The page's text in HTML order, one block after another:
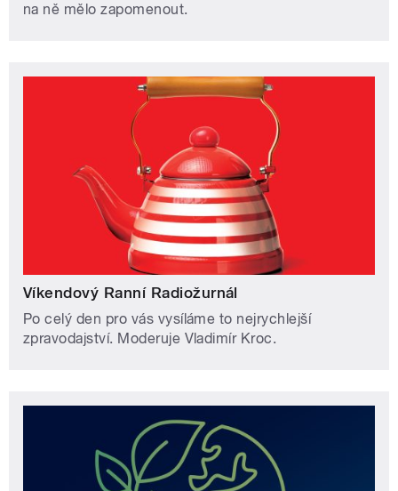
na ně mělo zapomenout.
Víkendový Ranní Radiožurnál
Po celý den pro vás vysíláme to nejrychlejší
zpravodajství. Moderuje Vladimír Kroc.